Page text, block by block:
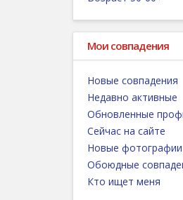
Мои совпадения
Новые совпадения
Недавно активные
Обновленные
Сейчас на сайте
Новые фотографии
Обоюдные
Кто ищет меня